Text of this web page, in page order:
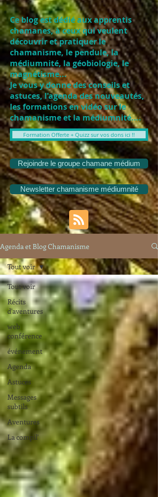
Ce blog est dédié aux apprentis
chamanes, à ceux qui veulent
découvrir et pratiquer le
chamanisme, le pendule, la
médiumnité, la géobiologie, le
magnétisme...
Je vous y donne des conseils et
astuces, l'agenda des nouveautés,
les formations en vidéo sur le
chamanisme et la médiumnité....
Formation Offerte + Quizz sur vos dons ici !!
Rejoindre le groupe chamane médium
Newsletter chamanisme médiumnité
Agenda et Blog Chamanisme
Tout voir
Récits
d'aventures
web
conférence
événement
Agenda
Astuces
Messages
subtils
Aventures
La compil'
Tout voir